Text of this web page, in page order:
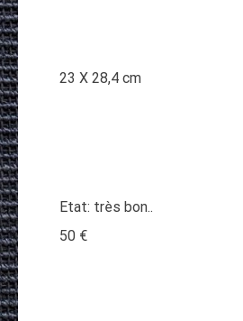
23 X 28,4 cm
Etat: très bon..
50 €